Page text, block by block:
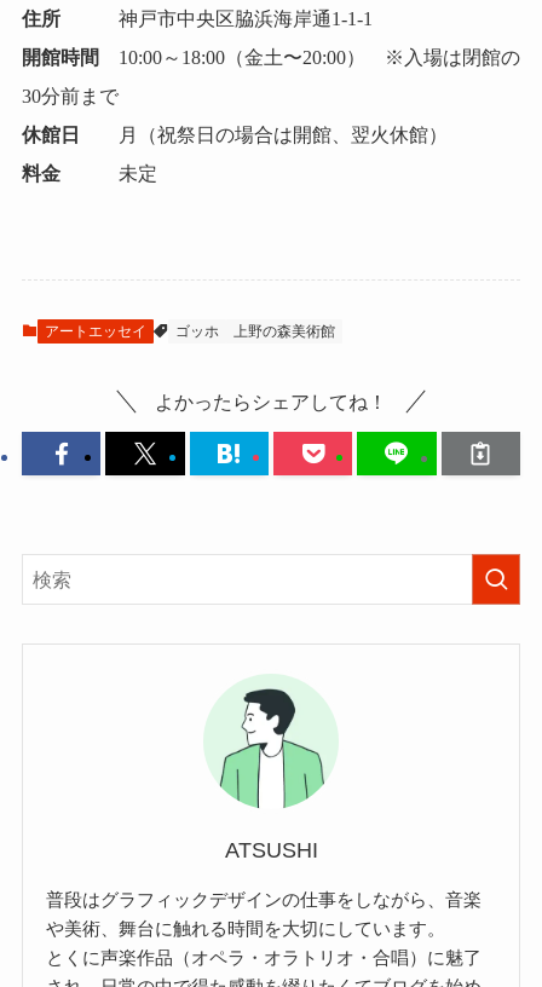
住所神戸市中央区脇浜海岸通1-1-1
開館時間
10:00～18:00（金土〜20:00） ※入場は閉館の
30分前まで
休館日
月（祝祭日の場合は開館、翌火休館）
料金 未定
アートエッセイ ゴッホ 上野の森美術館
よかったらシェアしてね！
ATSUSHI
普段はグラフィックデザインの仕事をしながら、音楽
や美術、舞台に触れる時間を大切にしています。
とくに声楽作品（オペラ・オラトリオ・合唱）に魅了